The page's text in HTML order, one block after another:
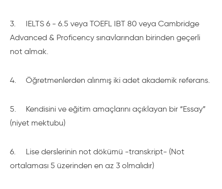
3.
IELTS 6 - 6.5 veya TOEFL IBT 80 veya Cambridge
Advanced & Proficency sınavlarından birinden geçerli
not almak.
4. Öğretmenlerden alınmış iki adet akademik referans.
5.
Kendisini ve eğitim amaçlarını açıklayan bir “Essay”
(niyet mektubu)
6.
Lise derslerinin not dökümü -transkript- (Not
ortalaması 5 üzerinden en az 3 olmalıdır)